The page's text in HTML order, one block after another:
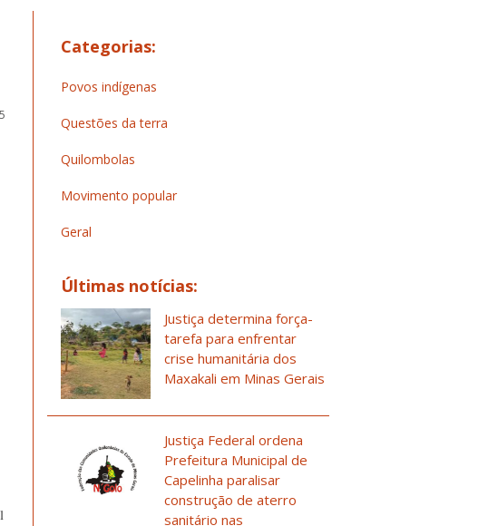
Categorias:
Povos indígenas
Questões da terra
Quilombolas
Movimento popular
Geral
Últimas notícias:
Justiça determina força-
tarefa para enfrentar
crise humanitária dos
Maxakali em Minas Gerais
Justiça Federal ordena
Prefeitura Municipal de
Capelinha paralisar
construção de aterro
sanitário nas